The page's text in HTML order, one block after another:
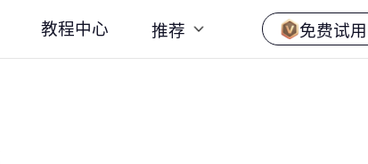
教程中心 推荐 免费试用